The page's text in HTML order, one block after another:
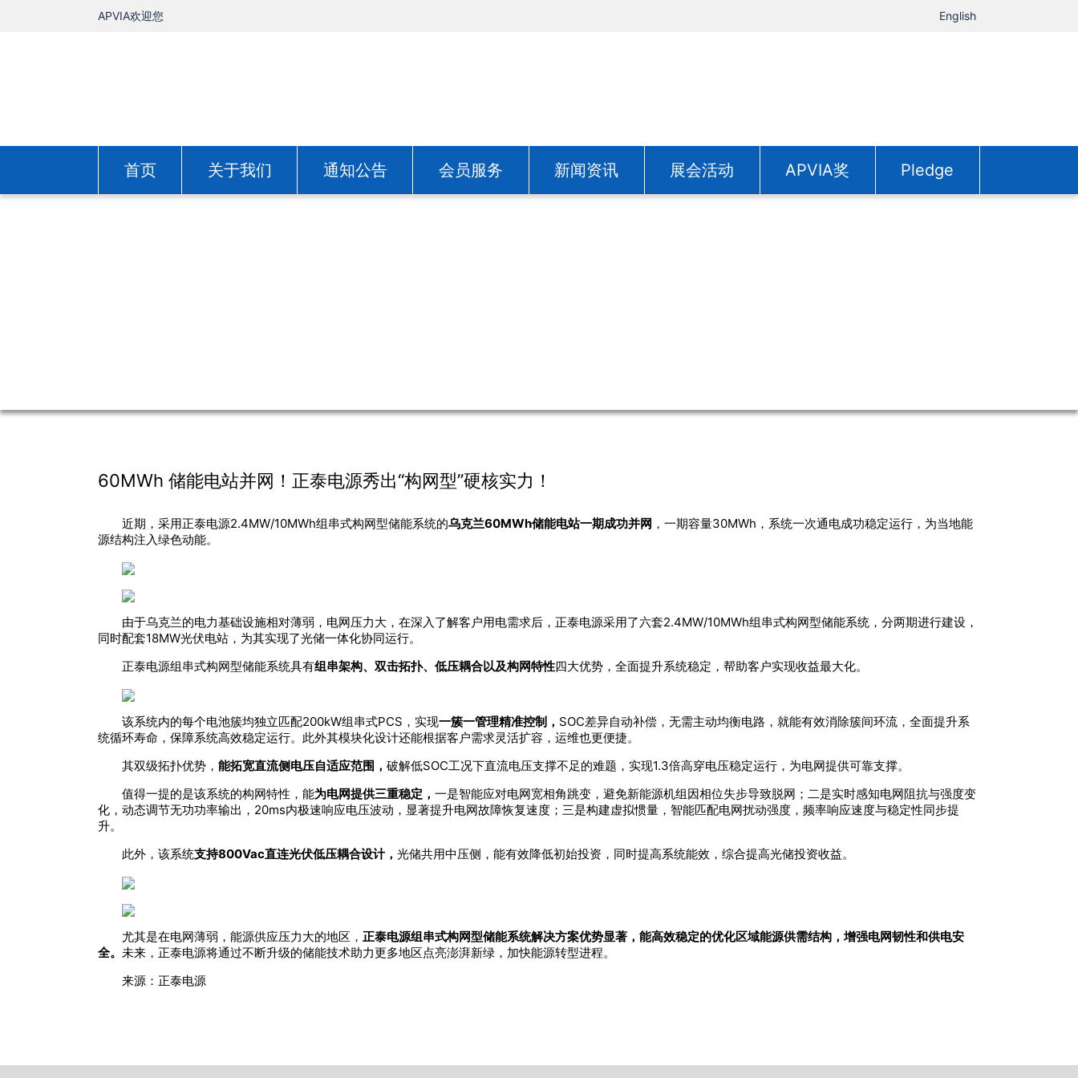
APVIA欢迎您 English
首页 关于我们 通知公告 会员服务 新闻资讯 展会活动 APVIA奖 Pledge
60MWh 储能电站并网！正泰电源秀出“构网型”硬核实力！
近期，采用正泰电源2.4MW/10MWh组串式构网型储能系统的乌克兰60MWh储能电站一期成功并网 ，一期容量30MWh，系统一次通电成功稳定运行，为当地能
源结构注入绿色动能。
由于乌克兰的电力基础设施相对薄弱，电网压力大，在深入了解客户用电需求后，正泰电源采用了六套2.4MW/10MWh组串式构网型储能系统，分两期进行建设，
同时配套18MW光伏电站，为其实现了光储一体化协同运行。
正泰电源组串式构网型储能系统具有组串架构、双击拓扑、低压耦合以及构网特性四大优势，全面提升系统稳定，帮助客户实现收益最大化。
该系统内的每个电池簇均独立匹配200kW组串式PCS，实现一簇一管理精准控制， SOC差异自动补偿，无需主动均衡电路，就能有效消除簇间环流，全面提升系
统循环寿命，保障系统高效稳定运行。此外其模块化设计还能根据客户需求灵活扩容，运维也更便捷。
其双级拓扑优势， 能拓宽直流侧电压自适应范围， 破解低SOC工况下直流电压支撑不足的难题，实现1.3倍高穿电压稳定运行，为电网提供可靠支撑。
值得一提的是该系统的构网特性，能为电网提供三重稳定， 一是智能应对电网宽相角跳变，避免新能源机组因相位失步导致脱网；二是实时感知电网阻抗与强度变
化，动态调节无功功率输出，20ms内极速响应电压波动，显著提升电网故障恢复速度；三是构建虚拟惯量，智能匹配电网扰动强度，频率响应速度与稳定性同步提
升。
此外，该系统支持800Vac直连光伏低压耦合设计， 光储共用中压侧，能有效降低初始投资，同时提高系统能效，综合提高光储投资收益。
尤其是在电网薄弱，能源供应压力大的地区， 正泰电源组串式构网型储能系统解决方案优势显著，能高效稳定的优化区域能源供需结构，增强电网韧性和供电安
全。 未来，正泰电源将通过不断升级的储能技术助力更多地区点亮澎湃新绿，加快能源转型进程。
来源：正泰电源